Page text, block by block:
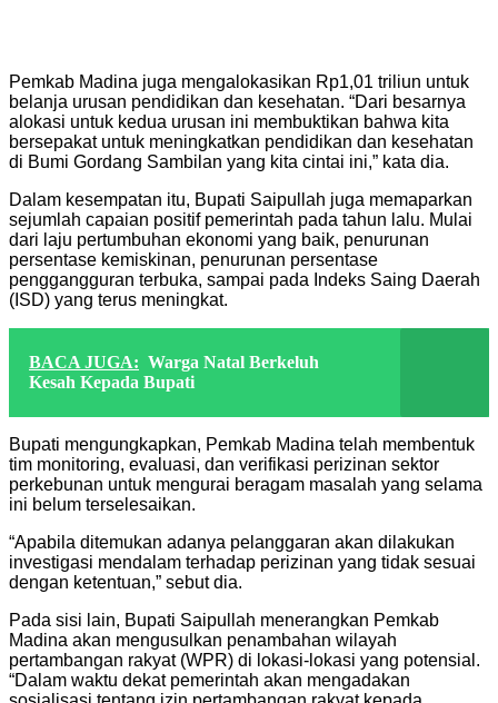
Pemkab Madina juga mengalokasikan Rp1,01 triliun untuk
belanja urusan pendidikan dan kesehatan. “Dari besarnya
alokasi untuk kedua urusan ini membuktikan bahwa kita
bersepakat untuk meningkatkan pendidikan dan kesehatan
di Bumi Gordang Sambilan yang kita cintai ini,” kata dia.
Dalam kesempatan itu, Bupati Saipullah juga memaparkan
sejumlah capaian positif pemerintah pada tahun lalu. Mulai
dari laju pertumbuhan ekonomi yang baik, penurunan
persentase kemiskinan, penurunan persentase
penggangguran terbuka, sampai pada Indeks Saing Daerah
(ISD) yang terus meningkat.
BACA JUGA: Warga Natal Berkeluh
Kesah Kepada Bupati
Bupati mengungkapkan, Pemkab Madina telah membentuk
tim monitoring, evaluasi, dan verifikasi perizinan sektor
perkebunan untuk mengurai beragam masalah yang selama
ini belum terselesaikan.
“Apabila ditemukan adanya pelanggaran akan dilakukan
investigasi mendalam terhadap perizinan yang tidak sesuai
dengan ketentuan,” sebut dia.
Pada sisi lain, Bupati Saipullah menerangkan Pemkab
Madina akan mengusulkan penambahan wilayah
pertambangan rakyat (WPR) di lokasi-lokasi yang potensial.
“Dalam waktu dekat pemerintah akan mengadakan